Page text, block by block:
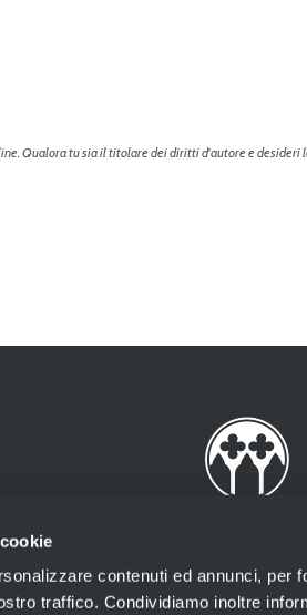
contenuti ed annunci, per
traffico. Condividiamo inoltre
Qualora tu sia il titolare dei diritti d'autore e desideri